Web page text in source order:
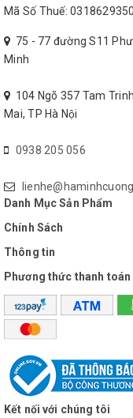
Bảo hành
Mã Số Thuế: 0318629350
75 - 77 đường S11
Minh
104 Ngõ 357 Tam
Mai, TP Hà Nội
0938 205 056
Danh Mục Sản Phẩm
Chính Sách
Thông tin
Phương thức thanh toán
Kết nối với chúng tôi